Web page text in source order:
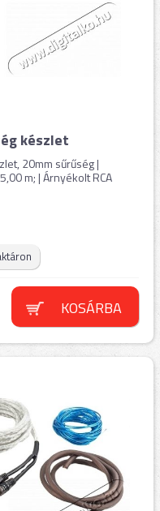
készlet
20mm sűrűség |
m; | Árnyékolt RCA
KOSÁRBA